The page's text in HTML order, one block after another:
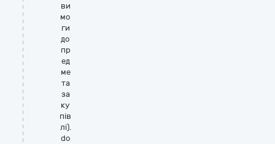
ви
мо
ги
до
пр
ед
ме
та
за
ку
пів
лі).
do